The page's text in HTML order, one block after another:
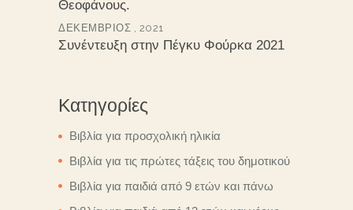
Θεοφάνους.
ΔΕΚΈΜΒΡΙΟΣ , 2021
Συνέντευξη στην Πέγκυ Φούρκα 2021
Κατηγορίες
Βιβλία για προσχολική ηλικία
Βιβλία για τις πρώτες τάξεις του δημοτικού
Βιβλία για παιδιά από 9 ετών και πάνω